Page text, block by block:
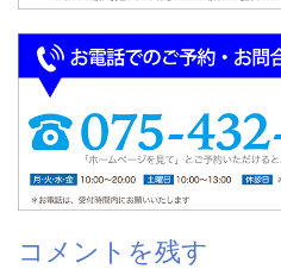
コメントを残す